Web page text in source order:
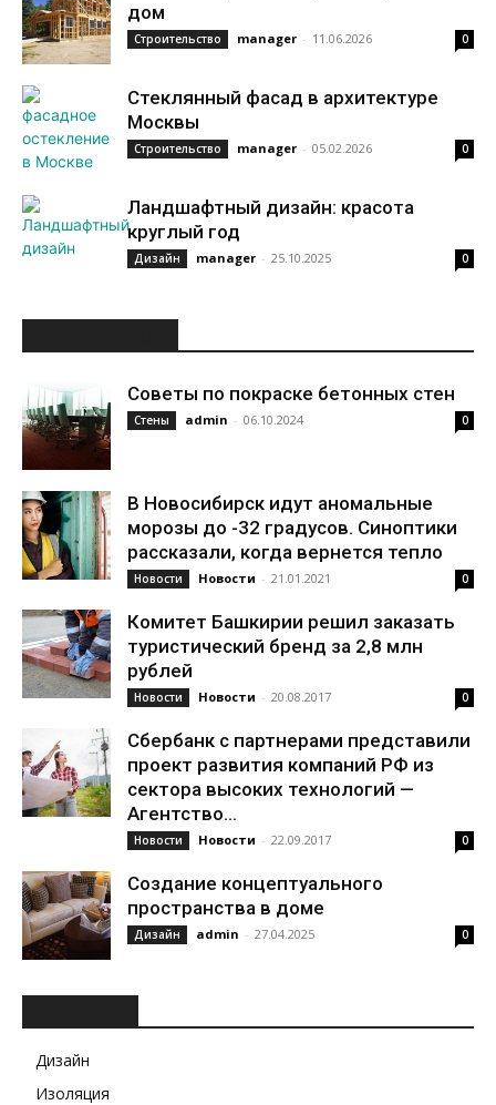
дом
Строительство manager - 11.06.2026 0
Стеклянный фасад в архитектуре
Москвы
Строительство manager - 05.02.2026 0
Ландшафтный дизайн: красота
круглый год
Дизайн manager - 25.10.2025 0
Советы по покраске бетонных стен
Стены admin - 06.10.2024 0
В Новосибирск идут аномальные
морозы до -32 градусов. Синоптики
рассказали, когда вернется тепло
Новости Новости - 21.01.2021 0
Комитет Башкирии решил заказать
туристический бренд за 2,8 млн
рублей
Новости Новости - 20.08.2017 0
Сбербанк с партнерами представили
проект развития компаний РФ из
сектора высоких технологий —
Агентство...
Новости Новости - 22.09.2017 0
Создание концептуального
пространства в доме
Дизайн admin - 27.04.2025 0
Дизайн
Изоляция